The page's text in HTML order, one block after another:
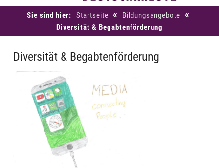
Sie sind hier: Startseite « Bildungsangebote «
Diversität & Begabtenförderung
Diversität & Begabtenförderung